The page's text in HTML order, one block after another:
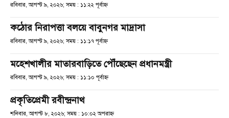
রবিবার, আগস্ট ৯, ২০২৬; সময় : ১১:২২ পূর্বাহ্ণ
কঠোর নিরাপত্তা বলয়ে বাবুনগর মাদ্রাসা
রবিবার, আগস্ট ৯, ২০২৬; সময় : ১১:১৭ পূর্বাহ্ণ
মহেশখালীর মাতারবাড়িতে পৌঁছেছেন প্রধানমন্ত্রী
রবিবার, আগস্ট ৯, ২০২৬; সময় : ১১:১০ পূর্বাহ্ণ
প্রকৃতিপ্রেমী রবীন্দ্রনাথ
শনিবার, আগস্ট ৮, ২০২৬; সময় : ১০:০২ অপরাহ্ণ